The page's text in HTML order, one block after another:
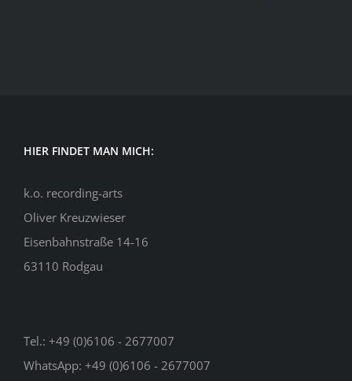
HIER FINDET MAN MICH:
k.o. recording-arts
Oliver Kreuzwieser
Eisenbahnstraße 14-16
63110 Rodgau
Tel.: +49 (0)6106 - 2677007
WhatsApp: +49 (0)6106 - 2677007